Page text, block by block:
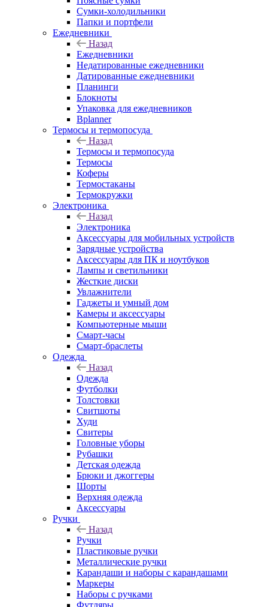
Сумки-холодильники
Папки и портфели
Ежедневники
Назад
Ежедневники
Недатированные ежедневники
Датированные ежедневники
Планинги
Блокноты
Упаковка для ежедневников
Bplanner
Термосы и термопосуда
Назад
Термосы и термопосуда
Термосы
Коферы
Термостаканы
Термокружки
Электроника
Назад
Электроника
Аксессуары для мобильных устройств
Зарядные устройства
Аксессуары для ПК и ноутбуков
Лампы и светильники
Жесткие диски
Увлажнители
Гаджеты и умный дом
Камеры и аксессуары
Компьютерные мыши
Смарт-часы
Смарт-браслеты
Одежда
Назад
Одежда
Футболки
Толстовки
Свитшоты
Худи
Свитеры
Головные уборы
Рубашки
Детская одежда
Брюки и джоггеры
Шорты
Верхняя одежда
Аксессуары
Ручки
Назад
Ручки
Пластиковые ручки
Металлические ручки
Карандаши и наборы с карандашами
Маркеры
Наборы с ручками
Футляры